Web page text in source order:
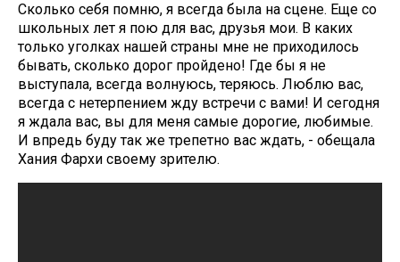
Сколько себя помню, я всегда была на сцене. Еще со
школьных лет я пою для вас, друзья мои. В каких
только уголках нашей страны мне не приходилось
бывать, сколько дорог пройдено! Где бы я не
выступала, всегда волнуюсь, теряюсь. Люблю вас,
всегда с нетерпением жду встречи с вами! И сегодня
я ждала вас, вы для меня самые дорогие, любимые.
И впредь буду так же трепетно вас ждать, - обещала
Хания Фархи своему зрителю.